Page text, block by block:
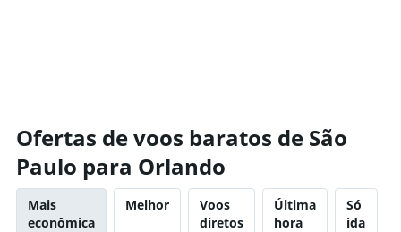
Ofertas de voos baratos de São
Paulo para Orlando
Mais
econômica
Melhor
Voos
diretos
Última
hora
Só
ida